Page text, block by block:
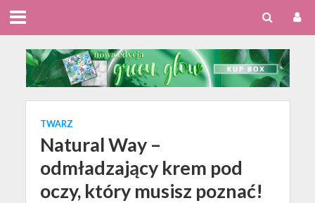
TWARZ
Natural Way –
odmładzający krem pod
oczy, który musisz poznać!